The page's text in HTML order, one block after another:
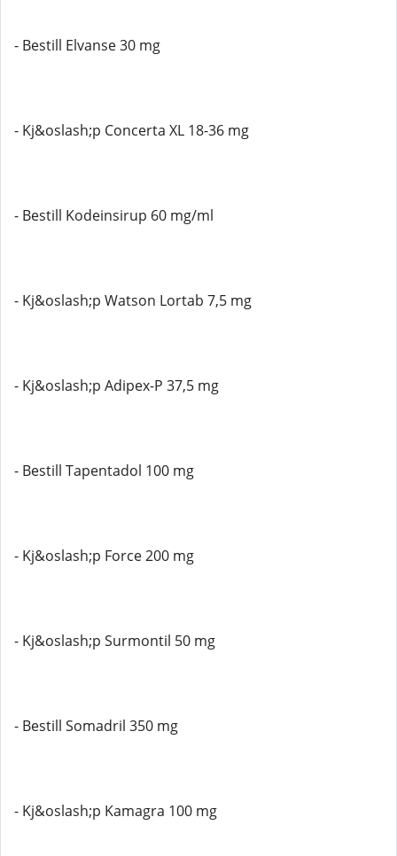
- Bestill Elvanse 30 mg
- Kj&oslash;p Concerta XL 18-36 mg
- Bestill Kodeinsirup 60 mg/ml
- Kj&oslash;p Watson Lortab 7,5 mg
- Kj&oslash;p Adipex-P 37,5 mg
- Bestill Tapentadol 100 mg
- Kj&oslash;p Force 200 mg
- Kj&oslash;p Surmontil 50 mg
- Bestill Somadril 350 mg
- Kj&oslash;p Kamagra 100 mg